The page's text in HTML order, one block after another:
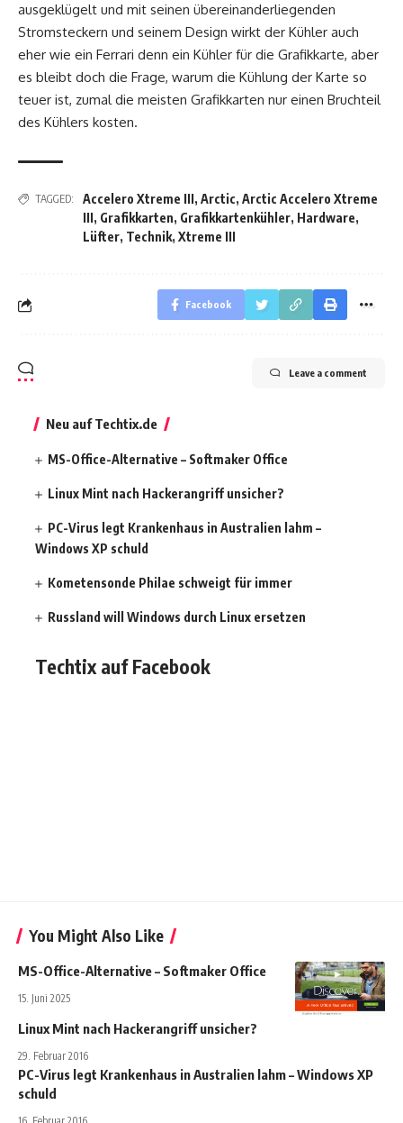
ausgeklügelt und mit seinen übereinanderliegenden
Stromsteckern und seinem Design wirkt der Kühler auch
eher wie ein Ferrari denn ein Kühler für die Grafikkarte, aber
es bleibt doch die Frage, warum die Kühlung der Karte so
teuer ist, zumal die meisten Grafikkarten nur einen Bruchteil
des Kühlers kosten.
TAGGED: Accelero Xtreme III, Arctic, Arctic Accelero Xtreme
III, Grafikkarten, Grafikkartenkühler, Hardware,
Lüfter, Technik, Xtreme III
Facebook
Leave a comment
Neu auf Techtix.de
MS-Office-Alternative – Softmaker Office
Linux Mint nach Hackerangriff unsicher?
PC-Virus legt Krankenhaus in Australien lahm –
Windows XP schuld
Kometensonde Philae schweigt für immer
Russland will Windows durch Linux ersetzen
Techtix auf Facebook
You Might Also Like
MS-Office-Alternative – Softmaker Office
15. Juni 2025
Linux Mint nach Hackerangriff unsicher?
29. Februar 2016
PC-Virus legt Krankenhaus in Australien lahm – Windows XP
schuld